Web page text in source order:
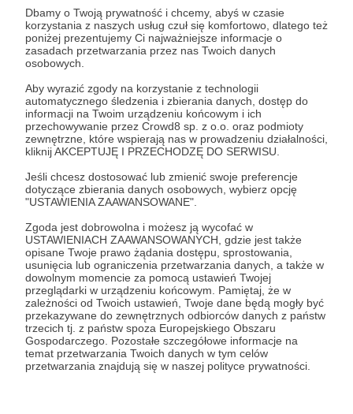
Dbamy o Twoją prywatność i chcemy, abyś w czasie
korzystania z naszych usług czuł się komfortowo, dlatego też
poniżej prezentujemy Ci najważniejsze informacje o
zasadach przetwarzania przez nas Twoich danych
osobowych.
Aby wyrazić zgody na korzystanie z technologii
automatycznego śledzenia i zbierania danych, dostęp do
informacji na Twoim urządzeniu końcowym i ich
przechowywanie przez Crowd8 sp. z o.o. oraz podmioty
zewnętrzne, które wspierają nas w prowadzeniu działalności,
kliknij AKCEPTUJĘ I PRZECHODZĘ DO SERWISU.
Jeśli chcesz dostosować lub zmienić swoje preferencje
dotyczące zbierania danych osobowych, wybierz opcję
"USTAWIENIA ZAAWANSOWANE".
Zgoda jest dobrowolna i możesz ją wycofać w
USTAWIENIACH ZAAWANSOWANYCH, gdzie jest także
opisane Twoje prawo żądania dostępu, sprostowania,
usunięcia lub ograniczenia przetwarzania danych, a także w
dowolnym momencie za pomocą ustawień Twojej
przeglądarki w urządzeniu końcowym. Pamiętaj, że w
zależności od Twoich ustawień, Twoje dane będą mogły być
przekazywane do zewnętrznych odbiorców danych z państw
trzecich tj. z państw spoza Europejskiego Obszaru
Gospodarczego. Pozostałe szczegółowe informacje na
temat przetwarzania Twoich danych w tym celów
przetwarzania znajdują się w naszej polityce prywatności.
Zostań Patronem
Bachmut Donbas armia rosyjska overkilling
Izjum
Udostępnij
Marcin Ogdowski
Zobacz profil autora